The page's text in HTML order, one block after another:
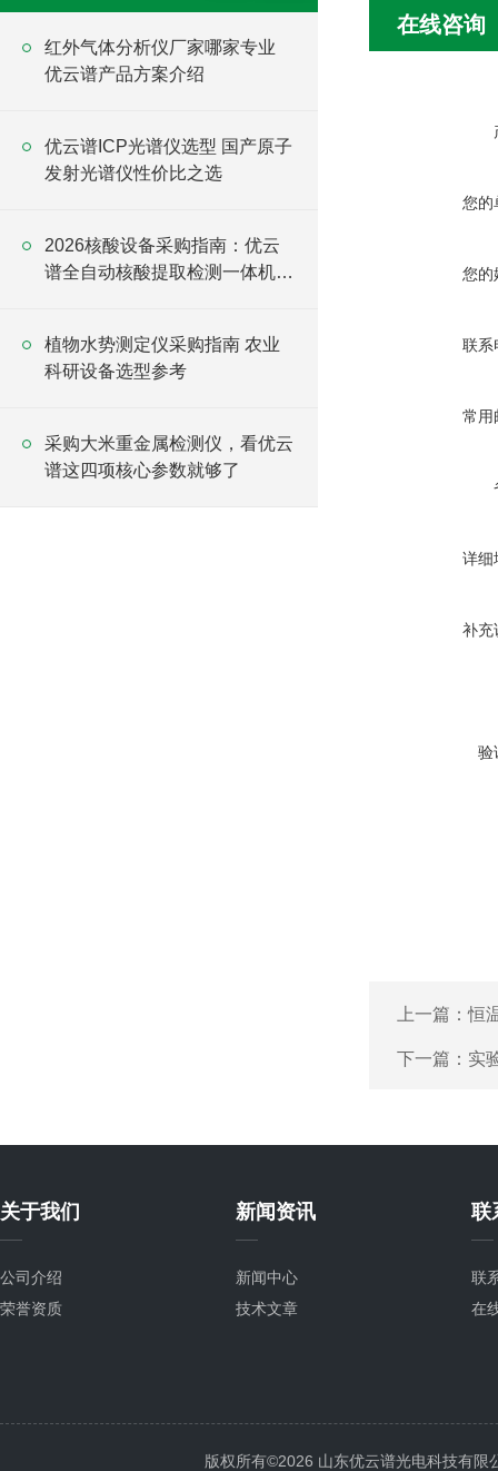
在线咨询
您的
您的
联系
常用
详细
补充
验
上一篇：恒
下一篇： 实
红外气体分析仪厂家哪家专业
优云谱产品方案介绍
优云谱ICP光谱仪选型 国产原子
发射光谱仪性价比之选
2026核酸设备采购指南：优云
谱全自动核酸提取检测一体机怎
植物水势测定仪采购指南 农业
科研设备选型参考
采购大米重金属检测仪，看优云
谱这四项核心参数就够了
关于我们
公司介绍
荣誉资质
新闻资讯
新闻中心
技术文章
联
联
在
版权所有©2026 山东优云谱光电科技有